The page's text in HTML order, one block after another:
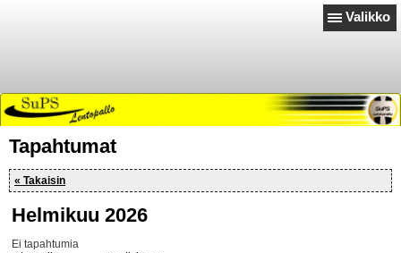
Valikko
Tapahtumat
« Takaisin
Helmikuu 2026
Ei tapahtumia